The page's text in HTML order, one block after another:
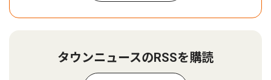
タウンニュースのRSSを購読